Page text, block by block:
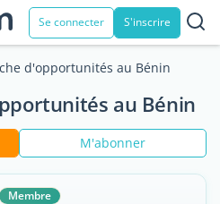
Se connecter S'inscrire
d'opportunités au Bénin
au Bénin
M'abonner
Membre